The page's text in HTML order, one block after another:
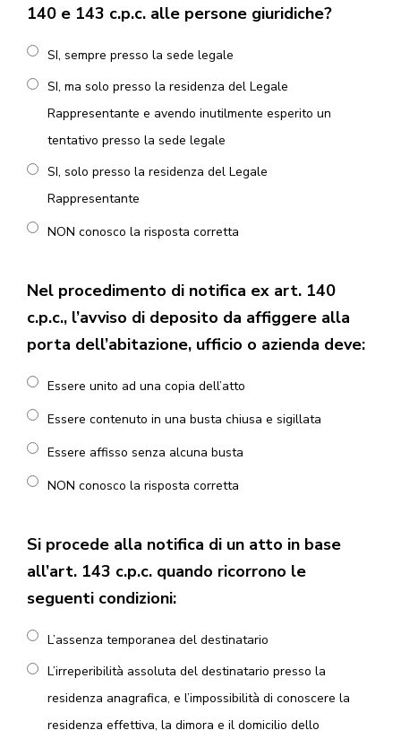
140 e 143 c.p.c. alle persone giuridiche?
SI, sempre presso la sede legale
SI, ma solo presso la residenza del Legale
Rappresentante e avendo inutilmente esperito un
tentativo presso la sede legale
SI, solo presso la residenza del Legale
Rappresentante
NON conosco la risposta corretta
Nel procedimento di notifica ex art. 140
c.p.c., l’avviso di deposito da affiggere alla
porta dell’abitazione, ufficio o azienda deve:
Essere unito ad una copia dell’atto
Essere contenuto in una busta chiusa e sigillata
Essere affisso senza alcuna busta
NON conosco la risposta corretta
Si procede alla notifica di un atto in base
all’art. 143 c.p.c. quando ricorrono le
seguenti condizioni:
L’assenza temporanea del destinatario
L’irreperibilità assoluta del destinatario presso la
residenza anagrafica, e l’impossibilità di conoscere la
residenza effettiva, la dimora e il domicilio dello